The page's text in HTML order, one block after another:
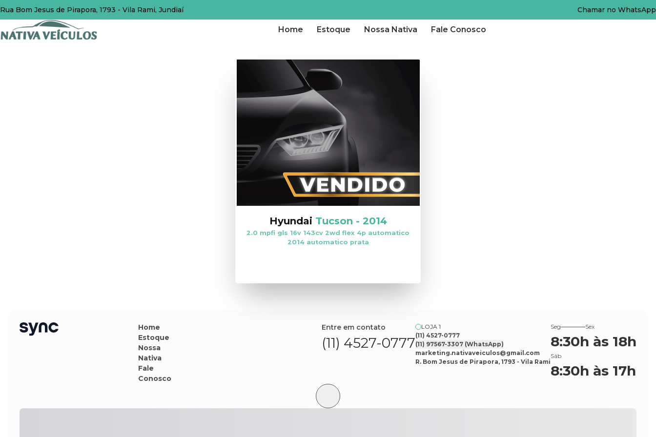
Rua Bom Jesus de Pirapora, 1793 - Vila Rami, Jundiaí Chamar no WhatsApp
Home Estoque Nossa Nativa Fale Conosco
Hyundai Tucson - 2014
2.0 mpfi gls 16v 143cv 2wd flex 4p automatico
2014 automatico prata
Home
Estoque
Nossa
Nativa
Fale
Conosco
Entre em contato
(11) 4527-0777
LOJA 1
(11) 4527-0777
(11) 97567-3307 (WhatsApp)
marketing.nativaveiculos@gmail.com
R. Bom Jesus de Pirapora, 1793 - Vila Rami
Seg Sex
8:30h às 18h
Sáb
8:30h às 17h